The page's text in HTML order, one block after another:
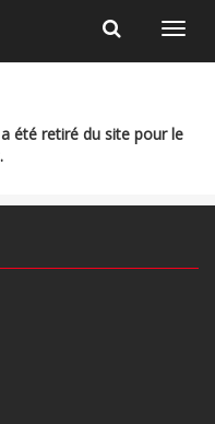
été retiré du site pour le